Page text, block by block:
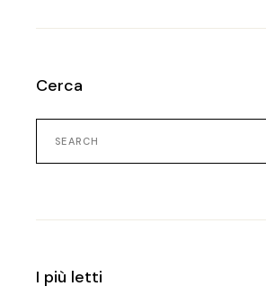
Cerca
Search
for:
I più letti